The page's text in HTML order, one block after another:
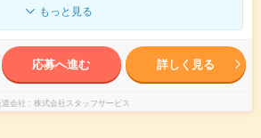
もっと見る
応募へ進む 詳しく見る
会社 株式会社スタッフサービス